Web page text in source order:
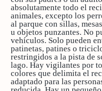
absolutamente todo el
animales, excepto los
al parque con sillas,
u objetos punzantes. No
vehículos. Solo pueden
patinetas, patines o
restringidos a la pista de
lago. Hay vigilantes por
colores que delimita el
adaptado para las